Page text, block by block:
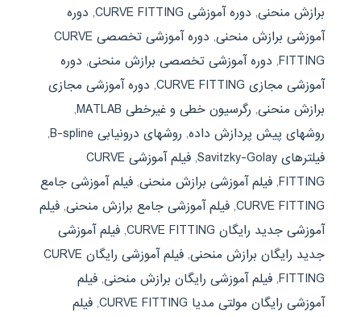
برازش منحنی, دوره آموزشی CURVE FITTING , دوره
آموزشی برازش منحنی,
دوره آموزشی تخصصی CURVE
FITTING
, دوره آموزشی تخصصی برازش منحنی, دوره
آموزشی مجازی CURVE FITTING
, دوره آموزشی مجازی
برازش منحنی, رگرسیون خطی و غیرخطی MATLAB
,
روشهای پیش پردازش داده, روشهای درونیابی B-spline
,
فیلترهای Savitzky-Golay
,
فیلم آموزشی CURVE
FITTING
, فیلم آموزشی برازش منحنی, فیلم آموزشی جامع
CURVE FITTING
, فیلم آموزشی جامع برازش منحنی, فیلم
آموزشی جدید رایگان CURVE FITTING
, فیلم آموزشی
جدید رایگان برازش منحنی,
فیلم آموزشی رایگان CURVE
FITTING
, فیلم آموزشی رایگان برازش منحنی, فیلم
آموزشی رایگان مولتی مدیا CURVE FITTING
, فیلم